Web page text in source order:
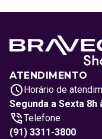
ATENDIMENTO
Horário de
Segunda a Sexta 8h
Telefone
(91) 3311-3800